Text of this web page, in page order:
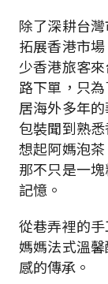
除了深耕台
拓展香港市
少香港旅客
路下單，只
居海外多年
包裝聞到熟
想起阿媽泡
那不只是一
記憶。
從巷弄裡的
媽媽法式溫
感的傳承。